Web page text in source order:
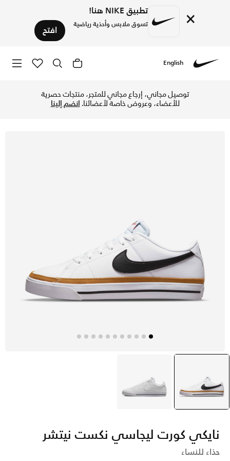
× تطبيق NIKE هنا!
تسوق ملابس وأحذية رياضية افتح
English
توصيل مجاني، إرجاع مجاني للمتجر، منتجات حصرية
للأعضاء، وعروض خاصة لأعضائنا.انضم إلينا
selected
أبيض أبيض
نايكي كورت ليجاسي نكست نيتشر
حذاء للنساء